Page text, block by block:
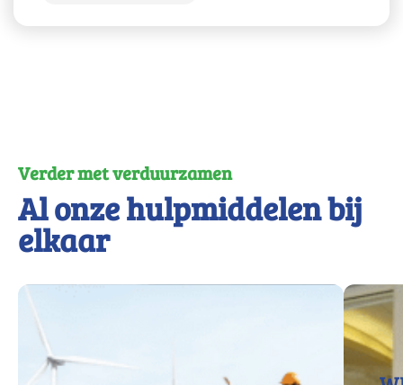
Verder met verduurzamen
Al onze hulpmiddelen bij
elkaar